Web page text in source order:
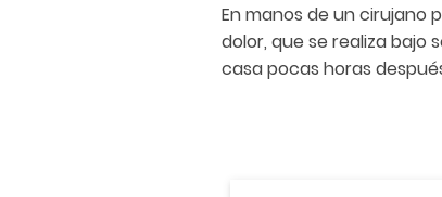
En manos de un cirujano
dolor, que se realiza bajo
casa pocas horas